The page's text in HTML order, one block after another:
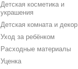
Детская косметика и
украшения
Детская комната и декор
Уход за ребёнком
Расходные материалы
Уценка